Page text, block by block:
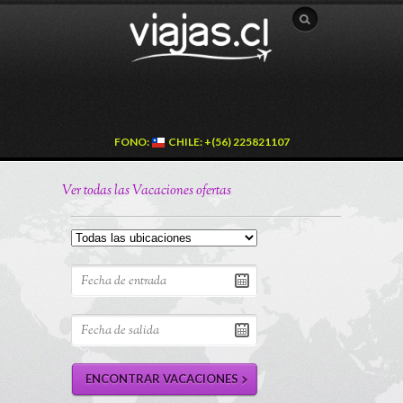
FONO: CHILE: +(56) 225821107
Ver todas las Vacaciones ofertas